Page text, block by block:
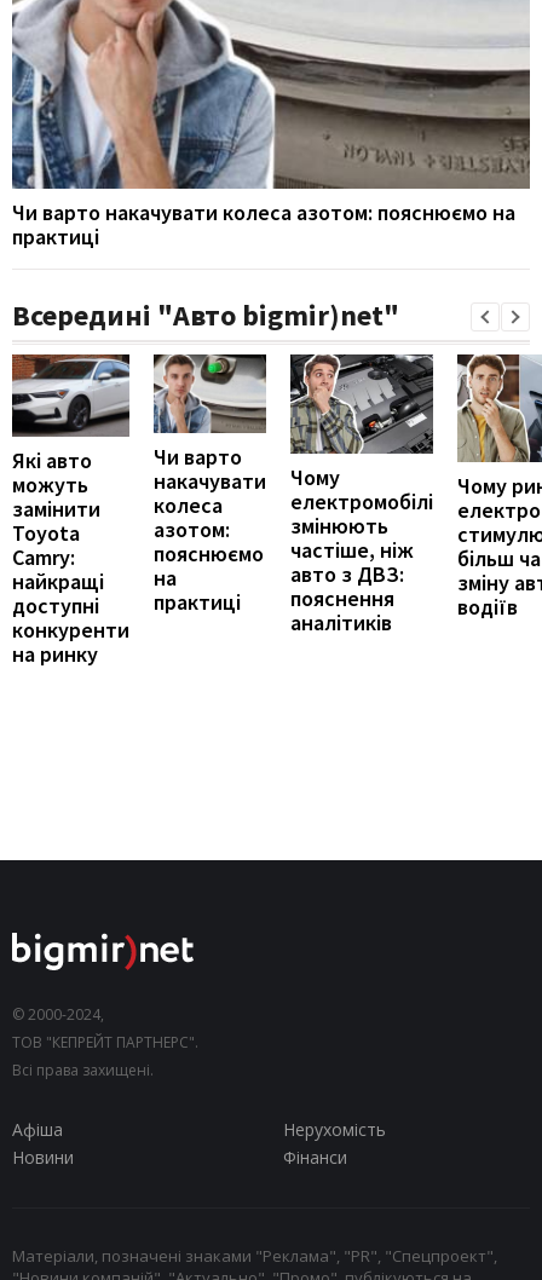
Чи варто накачувати колеса азотом: пояснюємо на
практиці
Всередині "Авто bigmir)net"
Які авто
можуть
замінити
Toyota
Camry:
найкращі
доступні
конкуренти
на ринку
Чи варто
накачувати
колеса
азотом:
пояснюємо
на
практиці
Чому
електромобілі
змінюють
частіше, ніж
авто з ДВЗ:
пояснення
аналітиків
Чому
більш
зміну
водіїв
© 2000-2024,
ТОВ "КЕПРЕЙТ ПАРТНЕРС".
Всі права захищені.
Афіша
Нерухомість
Новини
Фінанси
Матеріали, позначені знаками "Реклама", "PR", "Спецпроект",